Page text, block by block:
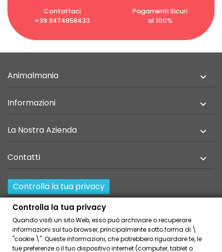
Contattaci
+39 3474858433
Pagamenti Sicuri
al 100%
Animalmania 
Informazioni 
La Nostra Azienda 
Contatti 
Controlla la tua privacy
Resi e recesso
Home
Privacy Policy
Condizioni Generali Di Vendita
Cookies Policies
Link Amici
Controlla la tua privacy
Quando visiti un sito Web, esso può archiviare o recuperare
informazioni sul tuo browser, principalmente sotto forma di \
"cookie \". Queste informazioni, che potrebbero riguardare te, le
tue preferenze o il tuo dispositivo internet (computer, tablet o